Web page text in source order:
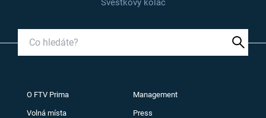
Švestkový koláč
O FTV Prima Management
Volná místa Press